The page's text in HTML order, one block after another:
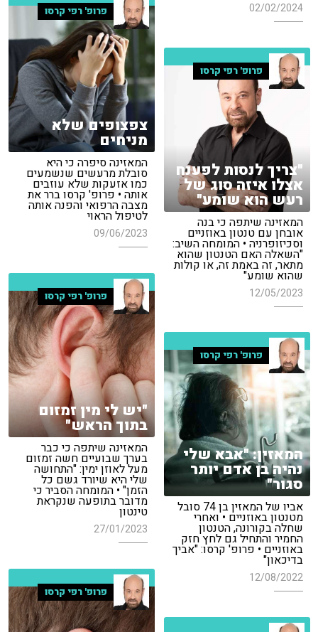
02/02/2024 פרופ' רפי קרסו
צפצופים שלא
מניחים
המאזינה סיפרה כי היא
סובלת מרעשים שנשמעים
כמו אזעקות שלא עוזבים
אותה • פרופ' קרסו ברר את
מצבה הרפואי והפנה אותה
לטיפול הראוי
09/06/2023
פרופ' רפי קרסו
"צריך לנסות לפענח
אצלו איזה סוג של
רעש הוא שומע"
המאזינה שיתפה כי בנה
אובחן עם טנטון באוזניים
וסכיזופרניה • המומחה השיב:
"השאלה האם הטנטון שהוא
מתאר, זה באמת זה, או קולות
שהוא שומע"
12/05/2023 פרופ' רפי קרסו
"יש לי מין זמזום
בתוך הראש"
המאזינה שיתפה כי כבר
בערך שבועיים חשה זמזום
מעל לאוזן ימין: "התחושה
שלי היא שיורד גשם כל
הזמן" • המומחה הסביר כי
מדובר בתופעה שנקראת
טינטון
27/01/2023
פרופ' רפי קרסו
המאזין: "אבא שלי
נהיה בן אדם יותר
סגור"
אביו של המאזין בן 74 סובל
מטנטון באוזניים • ואחרי
שחלה בקורונה, הטנטון
החמיר והתחיל גם לחץ חזק
באוזניים • פרופ' קרסו: "אביך
בדיכאון"
12/08/2022
פרופ' רפי קרסו